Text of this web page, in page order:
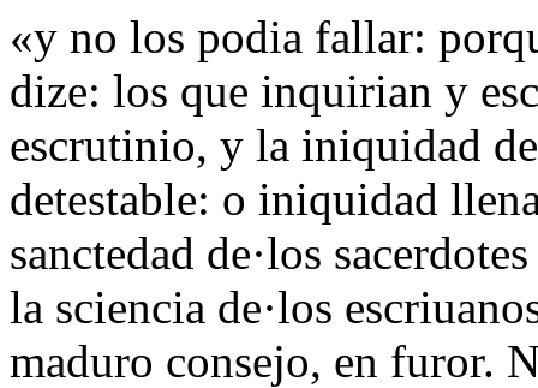
«y no los podia fallar:
dize: los que inquirian y
escrutinio, y la iniquidad
detestable: o iniquidad
sanctedad de·los
la sciencia de·los
maduro consejo, en furor.